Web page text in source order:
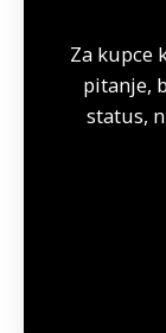
Za kupce
pitanje,
status,